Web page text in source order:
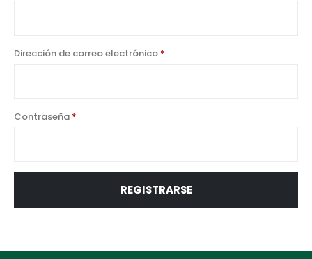
Dirección de correo electrónico *
Contraseña *
REGISTRARSE